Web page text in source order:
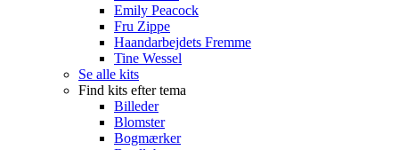
Emily Peacock
Fru Zippe
Haandarbejdets Fremme
Tine Wessel
Se alle kits
Find kits efter tema
Billeder
Blomster
Bogmærker